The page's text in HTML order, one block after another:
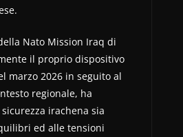
Nato Mission Iraq di
il proprio dispositivo
marzo 2026 in seguito al
regionale, ha
irachena sia
ed alle tensioni